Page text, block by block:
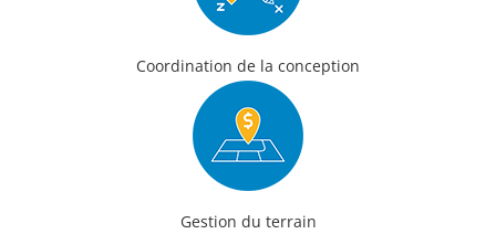
Coordination de la conception
Gestion du terrain